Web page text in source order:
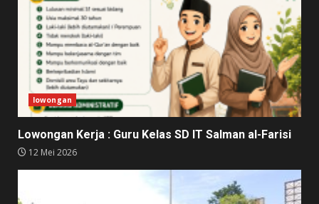
lowongan
Lowongan Kerja : Guru Kelas SD IT Salman al-Farisi
12 Mei 2026